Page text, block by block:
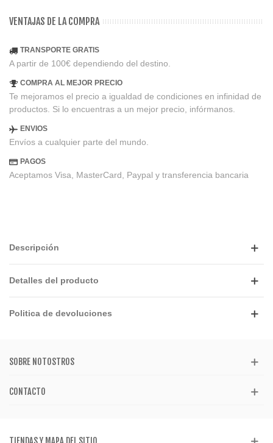
VENTAJAS DE LA COMPRA
TRANSPORTE GRATIS
A partir de 100€ dependiendo del destino.
COMPRA AL MEJOR PRECIO
Te mejoramos el precio a igualdad de condiciones en infinidad de
productos. Si lo encuentras a un mejor precio, infórmanos.
ENVIOS
Envíos a cualquier parte del mundo.
PAGOS
Aceptamos Visa, MasterCard, Paypal y transferencia bancaria
Descripción
Detalles del producto
Politica de devoluciones
SOBRE NOTOSTROS
CONTACTO